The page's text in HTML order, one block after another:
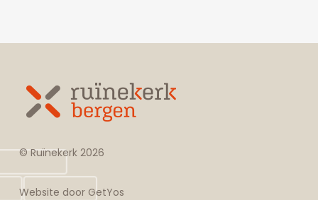
© Ruïnekerk 2026
Website doorGetYos